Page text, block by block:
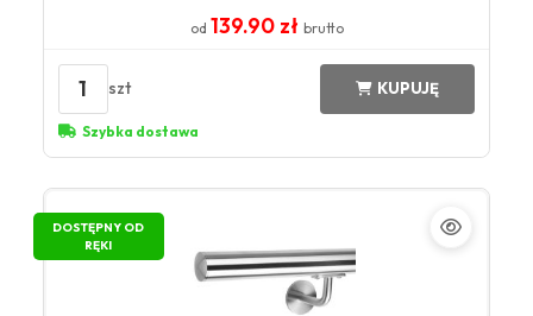
od 139.90 zł brutto
1 szt KUPUJĘ
Szybka dostawa
DOSTĘPNY OD
RĘKI